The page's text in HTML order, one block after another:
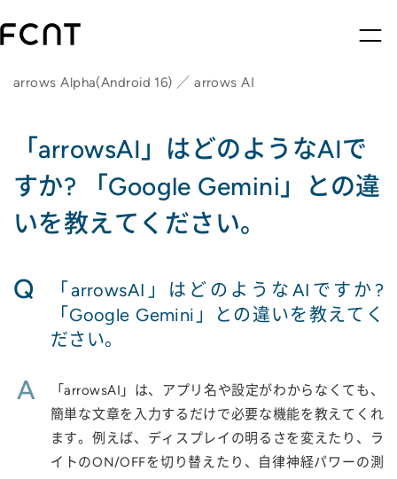
arrows Alpha(Android 16) ／ arrows AI
「arrowsAI」はどのようなAIで
すか? 「Google Gemini」との違
いを教えてください。
Q
「arrowsAI」はどのようなAIですか?
「Google Gemini」との違いを教えてく
ださい。
A
「arrowsAI」は、アプリ名や設定がわからなくても、
簡単な文章を入力するだけで必要な機能を教えてくれ
ます。例えば、ディスプレイの明るさを変えたり、ラ
イトのON/OFFを切り替えたり、自律神経パワーの測